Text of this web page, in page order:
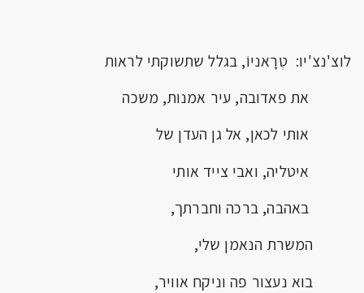
לוצ'נצ'יו: טְרָאניוֹ, בגלל שתשוקתי לראות
את פאדובה, עיר אמנות, משכה
אותי לכאן, אל גן העדן של
איטליה, ואבי צייד אותי
באהבה, ברכה וחברתך,
המשרת הנאמן שלי,
בוא נעצור פה וניקח אוויר,